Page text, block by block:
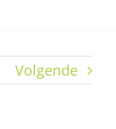
Volgende